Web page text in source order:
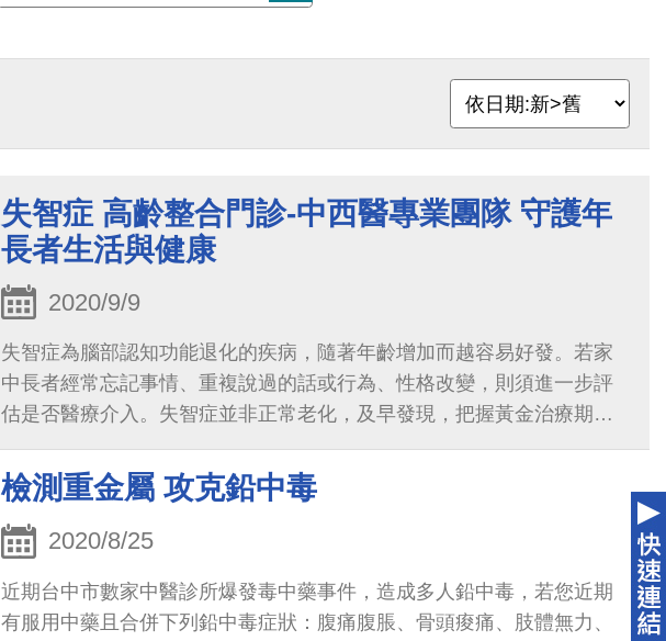
失智症 高齡整合門診-中西醫專業團隊 守護年
長者生活與健康
2020/9/9
失智症為腦部認知功能退化的疾病，隨著年齡增加而越容易好發。若家
中長者經常忘記事情、重複說過的話或行為、性格改變，則須進一步評
估是否醫療介入。失智症並非正常老化，及早發現，把握黃金治療期，
可延緩退化的速度，維持良好的生活品質。
檢測重金屬 攻克鉛中毒
2020/8/25
近期台中市數家中醫診所爆發毒中藥事件，造成多人鉛中毒，若您近期
有服用中藥且合併下列鉛中毒症狀：腹痛腹脹、骨頭痠痛、肢體無力、